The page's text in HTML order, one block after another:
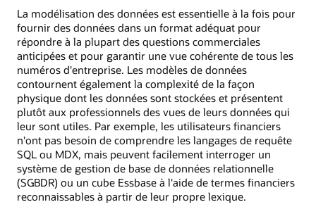
La modélisation des données est essentielle à la fois pour
fournir des données dans un format adéquat pour
répondre à la plupart des questions commerciales
anticipées et pour garantir une vue cohérente de tous les
numéros d'entreprise. Les modèles de données
contournent également la complexité de la façon
physique dont les données sont stockées et présentent
plutôt aux professionnels des vues de leurs données qui
leur sont utiles. Par exemple, les utilisateurs financiers
n'ont pas besoin de comprendre les langages de requête
SQL ou MDX, mais peuvent facilement interroger un
système de gestion de base de données relationnelle
(SGBDR) ou un cube Essbase à l'aide de termes financiers
reconnaissables à partir de leur propre lexique.